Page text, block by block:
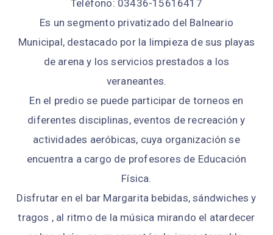
Teléfono: 03436-15616417
Es un segmento privatizado del Balneario
Municipal, destacado por la limpieza de sus playas
de arena y los servicios prestados a los
veraneantes.
En el predio se puede participar de torneos en
diferentes disciplinas, eventos de recreación y
actividades aeróbicas, cuya organización se
encuentra a cargo de profesores de Educación
Física.
Disfrutar en el bar Margarita bebidas, sándwiches y
tragos , al ritmo de la música mirando el atardecer